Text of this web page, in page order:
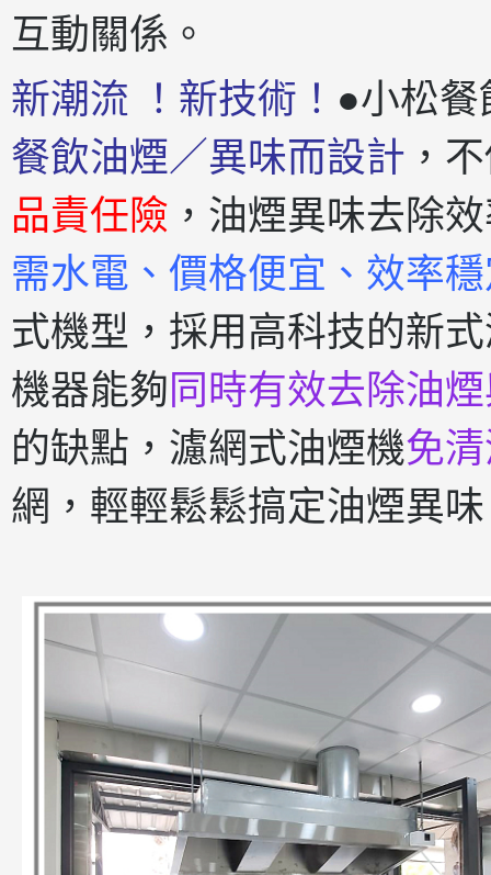
互動關係。
新潮流 ！新技術！ ●小松餐
餐飲油煙／異味而設計 ，
品責任險 ，油煙異味去除
需水電、價格便宜、效率
式機型，採用高科技的新
機器能夠同時有效去除油
的缺點，濾網式油煙機免
網，輕輕鬆鬆搞定油煙異